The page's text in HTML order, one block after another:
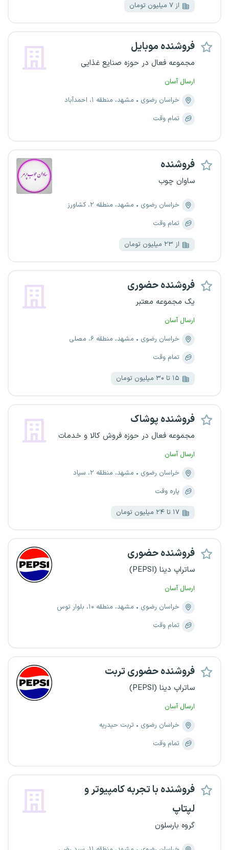
از ۷ میلیون تومان
فروشنده موبایل
مجموعه فعال در حوزه صنایع غذایی
ارسال آسان
خراسان رضوی
مشهد، منطقه ۱، احمدآباد
تمام وقت
فروشنده
ساوان چوب
خراسان رضوی
مشهد، منطقه ۲، کشاورز
تمام وقت
از ۲۳ میلیون تومان
فروشنده حضوری
یک مجموعه معتبر
ارسال آسان
خراسان رضوی
مشهد، منطقه ۶، مصلی
تمام وقت
۱۵ تا ۳۰ میلیون تومان
فروشنده پوشاک
مجموعه فعال در حوزه فروش کالا و خدمات
ارسال آسان
خراسان رضوی
مشهد، منطقه ۲، سپاد
پاره وقت
۱۷ تا ۲۴ میلیون تومان
فروشنده حضوری
ساتراپ دینا (PEPSI)
ارسال آسان
خراسان رضوی
مشهد، منطقه ۱۰، بلوار توس
تمام وقت
فروشنده حضوری تربت
ساتراپ دینا (PEPSI)
ارسال آسان
خراسان رضوی
تربت حیدریه
تمام وقت
فروشنده با تجربه کامپیوتر و
لپتاپ
گروه بارسلون